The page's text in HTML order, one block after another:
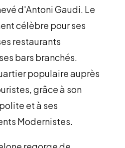
d'Antoni Gaudi. Le
célèbre pour ses
restaurants
bars branchés.
populaire auprès
grâce à son
et à ses
Modernistes.